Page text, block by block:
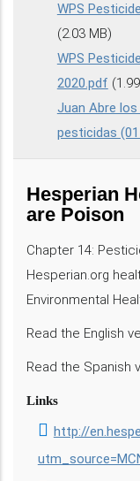
WPS
(2.03 MB)
WPS
2020.pdf
Juan Abre
pesticidas
Hesperian
are Poison
Chapter 14:
Hesperian.org
Environmental
Read the English
Read the Spanish
Links
http://